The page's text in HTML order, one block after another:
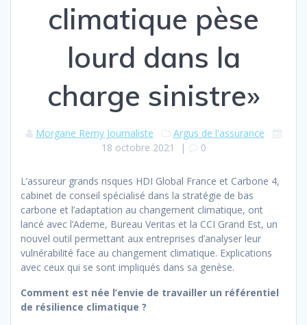
climatique pèse
lourd dans la
charge sinistre»
Morgane Remy Journaliste
Argus de l'assurance
18 octobre 2021
| 0
L’assureur grands risques HDI Global France et Carbone 4,
cabinet de conseil spécialisé dans la stratégie de bas
carbone et l’adaptation au changement climatique, ont
lancé avec l’Ademe, Bureau Veritas et la CCI Grand Est, un
nouvel outil permettant aux entreprises d’analyser leur
vulnérabilité face au changement climatique. Explications
avec ceux qui se sont impliqués dans sa genèse.
Comment est née l’envie de travailler un référentiel
de résilience climatique ?